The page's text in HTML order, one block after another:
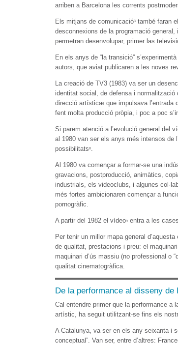
arriben a Barcelona les corrents
Els mitjans de comunicació3 també faran
desconnexions de la programació
permetran desenvolupar, primer las
En els anys de “la transició”
autors, que aviat publicaren a les noves
La creació de TV3 (1983) va ser un
identitat social, de defensa i
direcció artística6 que impulsava
fent molta producció pròpia, i poc a poc
Si parem atenció a l’evolució general del
al 1980 van ser els anys més intensos de
possibilitats8.
Al 1980 va començar a formar-se una
gravacions, postproducció, animàtics,
industrials, els videoclubs, i algunes
més fortes ambicionaren començar a
pornogràfic.
A partir del 1982 el vídeo9 entra a les
Per tenir un millor mapa general
de qualitat, prestacions i preu: el
maquinari d’ús massiu (no professional o
qualitat cinematogràfica.
De la performance al disseny de
Cal entendre primer que la performance
artístic, ha seguit utilitzant-se fins els
A Catalunya, va ser en els any seixanta i
conceptual”. Van ser, entre d’altres: